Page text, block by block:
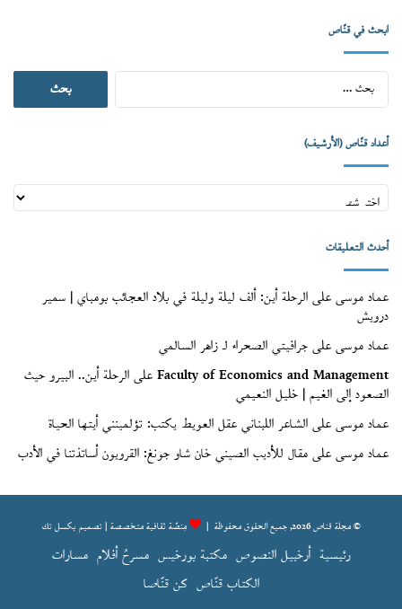
ابحث في قنّاص
البحث
أعداد قنّاص (الأرشيف)
أعداد
قنّاص
أحدث التعليقات
عماد موسىعلىالرحلة أين: ألف ليلة وليلة في بلاد العجائب بومباي | سمير
درويش
عماد موسىعلىجرافيتي الصحراء لـ زاهر السالمي
Faculty of Economics and Managementعلىالرحلة أين.. البيرو حيث
الصعود إلى الغيم | خليل النعيمي
عماد موسىعلىالشاعر اللبناني عقل العويط يكتب: تؤلمينني أيتها الحياة
عماد موسىعلىمقال للأديب الصيني خان شاو جونغ: القرويون أساتذتنا في الأدب
© مجلة قناص 2026, جميع الحقوق محفوظة | مِنصّة ثقافية متخصصة | تصميمبكسل تك
رئيسية أرخبيل النصوص مكتبة بورخيس مسرحُ أفلام مسارات
الكتاب قنّاص كن قنّاصا